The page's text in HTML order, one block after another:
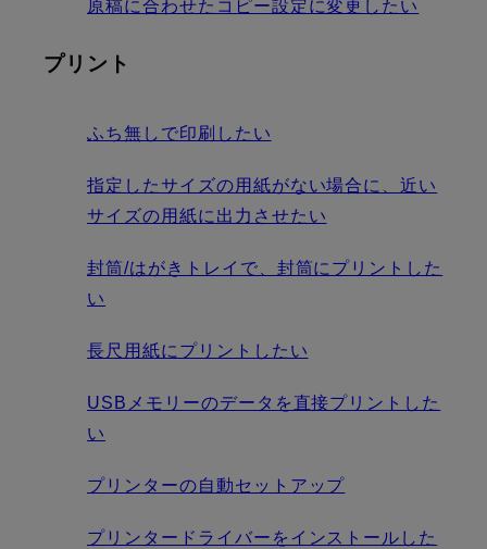
原稿に合わせたコピー設定に変更したい
プリント
ふち無しで印刷したい
指定したサイズの用紙がない場合に、近い
サイズの用紙に出力させたい
封筒/はがきトレイで、封筒にプリントした
い
長尺用紙にプリントしたい
USBメモリーのデータを直接プリントした
い
プリンターの自動セットアップ
プリンタードライバーをインストールした